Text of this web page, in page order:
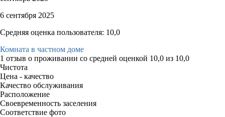
6 сентября 2025
Средняя оценка пользователя: 10,0
Комната в частном доме
1 отзыв о проживании со средней оценкой 10,0 из 10,0
Чистота
Цена - качество
Качество обслуживания
Расположение
Своевременность заселения
Соответствие фото